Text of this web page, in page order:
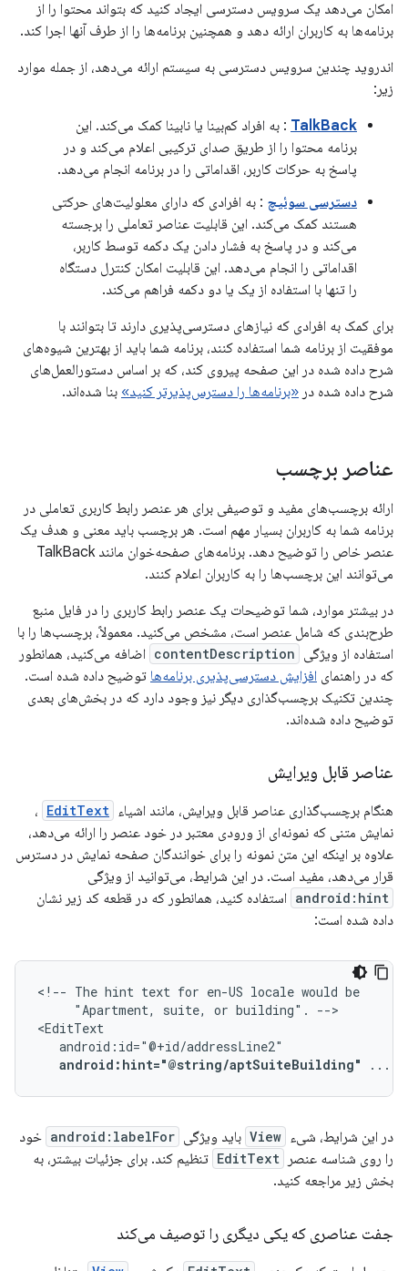
امکان می‌دهد یک سرویس دسترسی ایجاد کنید که بتواند محتوا را از
برنامه‌ها به کاربران ارائه دهد و همچنین برنامه‌ها را از طرف آنها اجرا کند.
اندروید چندین سرویس دسترسی به سیستم ارائه می‌دهد، از جمله موارد
زیر:
TalkBack : به افراد کم‌بینا یا نابینا کمک می‌کند. این
برنامه محتوا را از طریق صدای ترکیبی اعلام می‌کند و در
پاسخ به حرکات کاربر، اقداماتی را در برنامه انجام می‌دهد.
دسترسی سوئیچ : به افرادی که دارای معلولیت‌های حرکتی
هستند کمک می‌کند. این قابلیت عناصر تعاملی را برجسته
می‌کند و در پاسخ به فشار دادن یک دکمه توسط کاربر،
اقداماتی را انجام می‌دهد. این قابلیت امکان کنترل دستگاه
را تنها با استفاده از یک یا دو دکمه فراهم می‌کند.
برای کمک به افرادی که نیازهای دسترسی‌پذیری دارند تا بتوانند با
موفقیت از برنامه شما استفاده کنند، برنامه شما باید از بهترین شیوه‌های
شرح داده شده در این صفحه پیروی کند، که بر اساس دستورالعمل‌های
شرح داده شده در «برنامه‌ها را دسترس‌پذیرتر کنید» بنا شده‌اند.
عناصر برچسب
ارائه برچسب‌های مفید و توصیفی برای هر عنصر رابط کاربری تعاملی در
برنامه شما به کاربران بسیار مهم است. هر برچسب باید معنی و هدف یک
عنصر خاص را توضیح دهد. برنامه‌های صفحه‌خوان مانند TalkBack
می‌توانند این برچسب‌ها را به کاربران اعلام کنند.
در بیشتر موارد، شما توضیحات یک عنصر رابط کاربری را در فایل منبع
طرح‌بندی که شامل عنصر است، مشخص می‌کنید. معمولاً، برچسب‌ها را با
استفاده از ویژگی contentDescription اضافه می‌کنید، همانطور
که در راهنمای افزایش دسترسی‌پذیری برنامه‌ها توضیح داده شده است.
چندین تکنیک برچسب‌گذاری دیگر نیز وجود دارد که در بخش‌های بعدی
توضیح داده شده‌اند.
عناصر قابل ویرایش
هنگام برچسب‌گذاری عناصر قابل ویرایش، مانند اشیاء EditText ،
نمایش متنی که نمونه‌ای از ورودی معتبر در خود عنصر را ارائه می‌دهد،
علاوه بر اینکه این متن نمونه را برای خوانندگان صفحه نمایش در دسترس
قرار می‌دهد، مفید است. در این شرایط، می‌توانید از ویژگی
android:hint استفاده کنید، همانطور که در قطعه کد زیر نشان
داده شده است:
<!-- The hint text for en-US locale would
"Apartment,
suite, or building".
-->
android:hint="@string/aptSuiteBuilding"
...
در این شرایط، شیء View باید ویژگی android:labelFor خود
را روی شناسه عنصر
EditText تنظیم کند. برای جزئیات بیشتر، به
بخش زیر مراجعه کنید.
جفت عناصری که یکی دیگری را توصیف می‌کند